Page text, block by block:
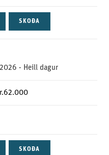
SKOÐA
- Heill dagur
62.000
SKOÐA